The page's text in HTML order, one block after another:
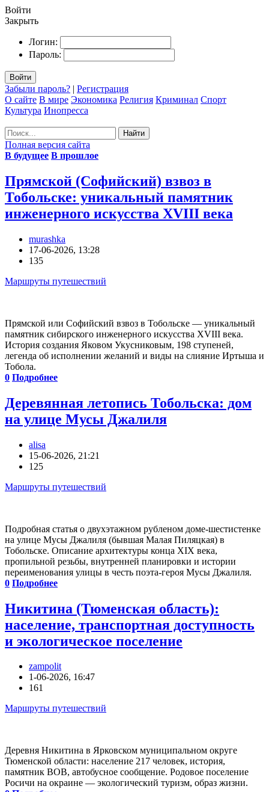
Войти
Закрыть
Логин:
Пароль:
Войти
Забыли пароль? | Регистрация
О сайте В мире Экономика Религия Криминал Спорт
Культура Инопресса
Найти
Полная версия сайта
В будущее В прошлое
Прямской (Софийский) взвоз в
Тобольске: уникальный памятник
инженерного искусства XVIII века
murashka
17-06-2026, 13:28
135
Маршруты путешествий
Прямской или Софийский взвоз в Тобольске — уникальный
памятник сибирского инженерного искусства XVIII века.
История создания Яковом Укусниковым, 198 ступеней,
легенда об исполнении желаний и виды на слияние Иртыша и
Тобола.
0 Подробнее
Деревянная летопись Тобольска: дом
на улице Мусы Джалиля
alisa
15-06-2026, 21:21
125
Маршруты путешествий
Подробная статья о двухэтажном рубленом доме-шестистенке
на улице Мусы Джалиля (бывшая Малая Пиляцкая) в
Тобольске. Описание архитектуры конца XIX века,
пропильной резьбы, внутренней планировки и истории
переименования улицы в честь поэта-героя Мусы Джалиля.
0 Подробнее
Никитина (Тюменская область):
население, транспортная доступность
и экологическое поселение
zampolit
1-06-2026, 16:47
161
Маршруты путешествий
Деревня Никитина в Ярковском муниципальном округе
Тюменской области: население 217 человек, история,
памятник ВОВ, автобусное сообщение. Родовое поселение
Росичи на окраине — экологический туризм, образ жизни.